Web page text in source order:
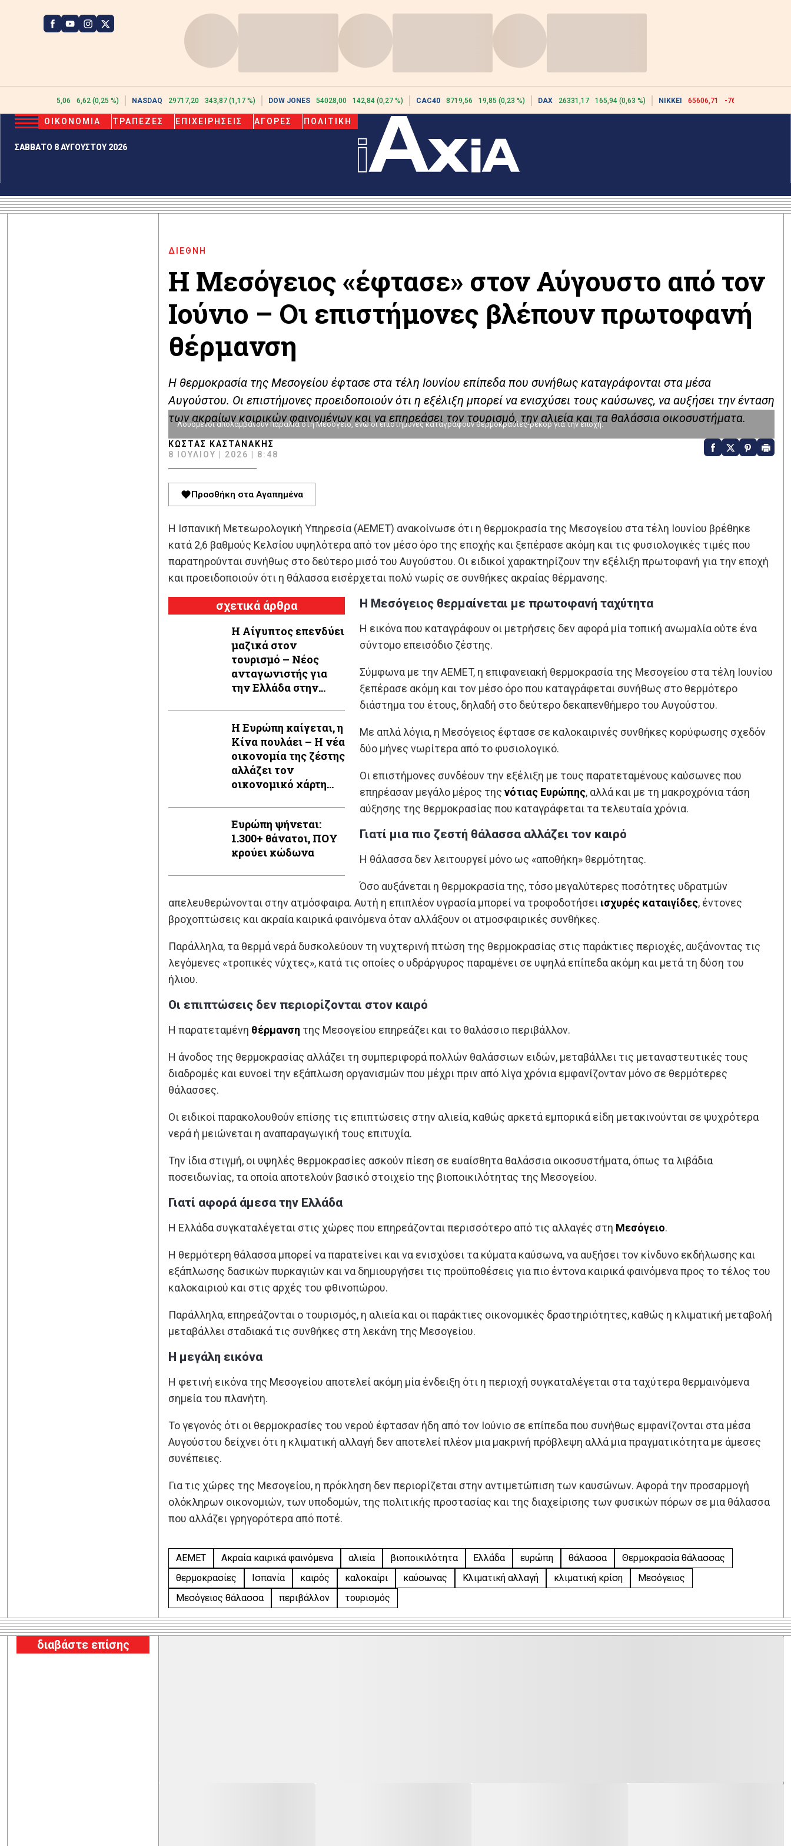
2615,06 6,62 (0,25 %) NASDAQ 29717,20 343,87 (1,17 %) DOW JONES 54028,00 142,84 (0,27 %) CAC40 8719,56 19,85 (0,23 %) DAX 26331,17 165,94 (0,63 %) NIKKEI 65606,71 -76,55 (-0,12 %)
ΣΑΒΒΑΤΟ 8 ΑΥΓΟΥΣΤΟΥ 2026
ΟΙΚΟΝΟΜΙΑ ΤΡΑΠΕΖΕΣ ΕΠΙΧΕΙΡΗΣΕΙΣ ΑΓΟΡΕΣ ΠΟΛΙΤΙΚΗ
ΔΙΕΘΝΗ
Η Μεσόγειος «έφτασε» στον Αύγουστο από τον
Ιούνιο – Οι επιστήμονες βλέπουν πρωτοφανή
θέρμανση
Η θερμοκρασία της Μεσογείου έφτασε στα τέλη Ιουνίου επίπεδα που συνήθως καταγράφονται στα μέσα
Αυγούστου. Οι επιστήμονες προειδοποιούν ότι η εξέλιξη μπορεί να ενισχύσει τους καύσωνες, να αυξήσει την ένταση
των ακραίων καιρικών φαινομένων και να επηρεάσει τον τουρισμό, την αλιεία και τα θαλάσσια οικοσυστήματα.
Λουόμενοι απολαμβάνουν παραλία στη Μεσόγειο, ενώ οι επιστήμονες καταγράφουν θερμοκρασίες-ρεκόρ για την εποχή.
ΚΏΣΤΑΣ ΚΑΣΤΑΝΆΚΗΣ
8 ΙΟΥΛΊΟΥ | 2026 | 8:48
Προσθήκη στα Αγαπημένα
Η Ισπανική Μετεωρολογική Υπηρεσία (AEMET) ανακοίνωσε ότι η θερμοκρασία της Μεσογείου στα τέλη Ιουνίου βρέθηκε
κατά 2,6 βαθμούς Κελσίου υψηλότερα από τον μέσο όρο της εποχής και ξεπέρασε ακόμη και τις φυσιολογικές τιμές που
παρατηρούνται συνήθως στο δεύτερο μισό του Αυγούστου. Οι ειδικοί χαρακτηρίζουν την εξέλιξη πρωτοφανή για την εποχή
και προειδοποιούν ότι η θάλασσα εισέρχεται πολύ νωρίς σε συνθήκες ακραίας θέρμανσης.
σχετικά άρθρα
Η Αίγυπτος επενδύει
μαζικά στον
τουρισμό – Νέος
ανταγωνιστής για
την Ελλάδα στην
Η Ευρώπη καίγεται, η
Κίνα πουλάει – Η νέα
οικονομία της ζέστης
αλλάζει τον
οικονομικό χάρτη
Ευρώπη ψήνεται:
1.300+ θάνατοι, ΠΟΥ
κρούει κώδωνα
Η Μεσόγειος θερμαίνεται με πρωτοφανή ταχύτητα
Η εικόνα που καταγράφουν οι μετρήσεις δεν αφορά μία τοπική ανωμαλία ούτε ένα
σύντομο επεισόδιο ζέστης.
Σύμφωνα με την AEMET, η επιφανειακή θερμοκρασία της Μεσογείου στα τέλη Ιουνίου
ξεπέρασε ακόμη και τον μέσο όρο που καταγράφεται συνήθως στο θερμότερο
διάστημα του έτους, δηλαδή στο δεύτερο δεκαπενθήμερο του Αυγούστου.
Με απλά λόγια, η Μεσόγειος έφτασε σε καλοκαιρινές συνθήκες κορύφωσης σχεδόν
δύο μήνες νωρίτερα από το φυσιολογικό.
Οι επιστήμονες συνδέουν την εξέλιξη με τους παρατεταμένους καύσωνες που
επηρέασαν μεγάλο μέρος της νότιας Ευρώπης, αλλά και με τη μακροχρόνια τάση
αύξησης της θερμοκρασίας που καταγράφεται τα τελευταία χρόνια.
Γιατί μια πιο ζεστή θάλασσα αλλάζει τον καιρό
Η θάλασσα δεν λειτουργεί μόνο ως «αποθήκη» θερμότητας.
Όσο αυξάνεται η θερμοκρασία της, τόσο μεγαλύτερες ποσότητες υδρατμών
απελευθερώνονται στην ατμόσφαιρα. Αυτή η επιπλέον υγρασία μπορεί να τροφοδοτήσει ισχυρές καταιγίδες, έντονες
βροχοπτώσεις και ακραία καιρικά φαινόμενα όταν αλλάξουν οι ατμοσφαιρικές συνθήκες.
Παράλληλα, τα θερμά νερά δυσκολεύουν τη νυχτερινή πτώση της θερμοκρασίας στις παράκτιες περιοχές, αυξάνοντας τις
λεγόμενες «τροπικές νύχτες», κατά τις οποίες ο υδράργυρος παραμένει σε υψηλά επίπεδα ακόμη και μετά τη δύση του
ήλιου.
Οι επιπτώσεις δεν περιορίζονται στον καιρό
Η παρατεταμένη θέρμανση της Μεσογείου επηρεάζει και το θαλάσσιο περιβάλλον.
Η άνοδος της θερμοκρασίας αλλάζει τη συμπεριφορά πολλών θαλάσσιων ειδών, μεταβάλλει τις μεταναστευτικές τους
διαδρομές και ευνοεί την εξάπλωση οργανισμών που μέχρι πριν από λίγα χρόνια εμφανίζονταν μόνο σε θερμότερες
θάλασσες.
Οι ειδικοί παρακολουθούν επίσης τις επιπτώσεις στην αλιεία, καθώς αρκετά εμπορικά είδη μετακινούνται σε ψυχρότερα
νερά ή μειώνεται η αναπαραγωγική τους επιτυχία.
Την ίδια στιγμή, οι υψηλές θερμοκρασίες ασκούν πίεση σε ευαίσθητα θαλάσσια οικοσυστήματα, όπως τα λιβάδια
ποσειδωνίας, τα οποία αποτελούν βασικό στοιχείο της βιοποικιλότητας της Μεσογείου.
Γιατί αφορά άμεσα την Ελλάδα
Η Ελλάδα συγκαταλέγεται στις χώρες που επηρεάζονται περισσότερο από τις αλλαγές στη Μεσόγειο.
Η θερμότερη θάλασσα μπορεί να παρατείνει και να ενισχύσει τα κύματα καύσωνα, να αυξήσει τον κίνδυνο εκδήλωσης και
εξάπλωσης δασικών πυρκαγιών και να δημιουργήσει τις προϋποθέσεις για πιο έντονα καιρικά φαινόμενα προς το τέλος του
καλοκαιριού και στις αρχές του φθινοπώρου.
Παράλληλα, επηρεάζονται ο τουρισμός, η αλιεία και οι παράκτιες οικονομικές δραστηριότητες, καθώς η κλιματική μεταβολή
μεταβάλλει σταδιακά τις συνθήκες στη λεκάνη της Μεσογείου.
Η μεγάλη εικόνα
Η φετινή εικόνα της Μεσογείου αποτελεί ακόμη μία ένδειξη ότι η περιοχή συγκαταλέγεται στα ταχύτερα θερμαινόμενα
σημεία του πλανήτη.
Το γεγονός ότι οι θερμοκρασίες του νερού έφτασαν ήδη από τον Ιούνιο σε επίπεδα που συνήθως εμφανίζονται στα μέσα
Αυγούστου δείχνει ότι η κλιματική αλλαγή δεν αποτελεί πλέον μια μακρινή πρόβλεψη αλλά μια πραγματικότητα με άμεσες
συνέπειες.
Για τις χώρες της Μεσογείου, η πρόκληση δεν περιορίζεται στην αντιμετώπιση των καυσώνων. Αφορά την προσαρμογή
ολόκληρων οικονομιών, των υποδομών, της πολιτικής προστασίας και της διαχείρισης των φυσικών πόρων σε μια θάλασσα
που αλλάζει γρηγορότερα από ποτέ.
AEMET Ακραία καιρικά φαινόμενα αλιεία βιοποικιλότητα Ελλάδα ευρώπη θάλασσα
Θερμοκρασία θάλασσας
θερμοκρασίες
Ισπανία καιρός καλοκαίρι καύσωνας Κλιματική αλλαγή κλιματική κρίση
Μεσόγειος
Μεσόγειος θάλασσα
περιβάλλον τουρισμός
διαβάστε επίσης